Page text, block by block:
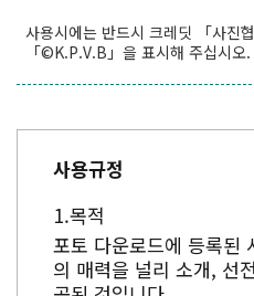
사용시에는 반드시 크레딧 「사진
「©K.P.V.B」을 표시해 주십시오.
사용규정
목적
포토 다운로드에 등록된
의 매력을 널리 소개, 선